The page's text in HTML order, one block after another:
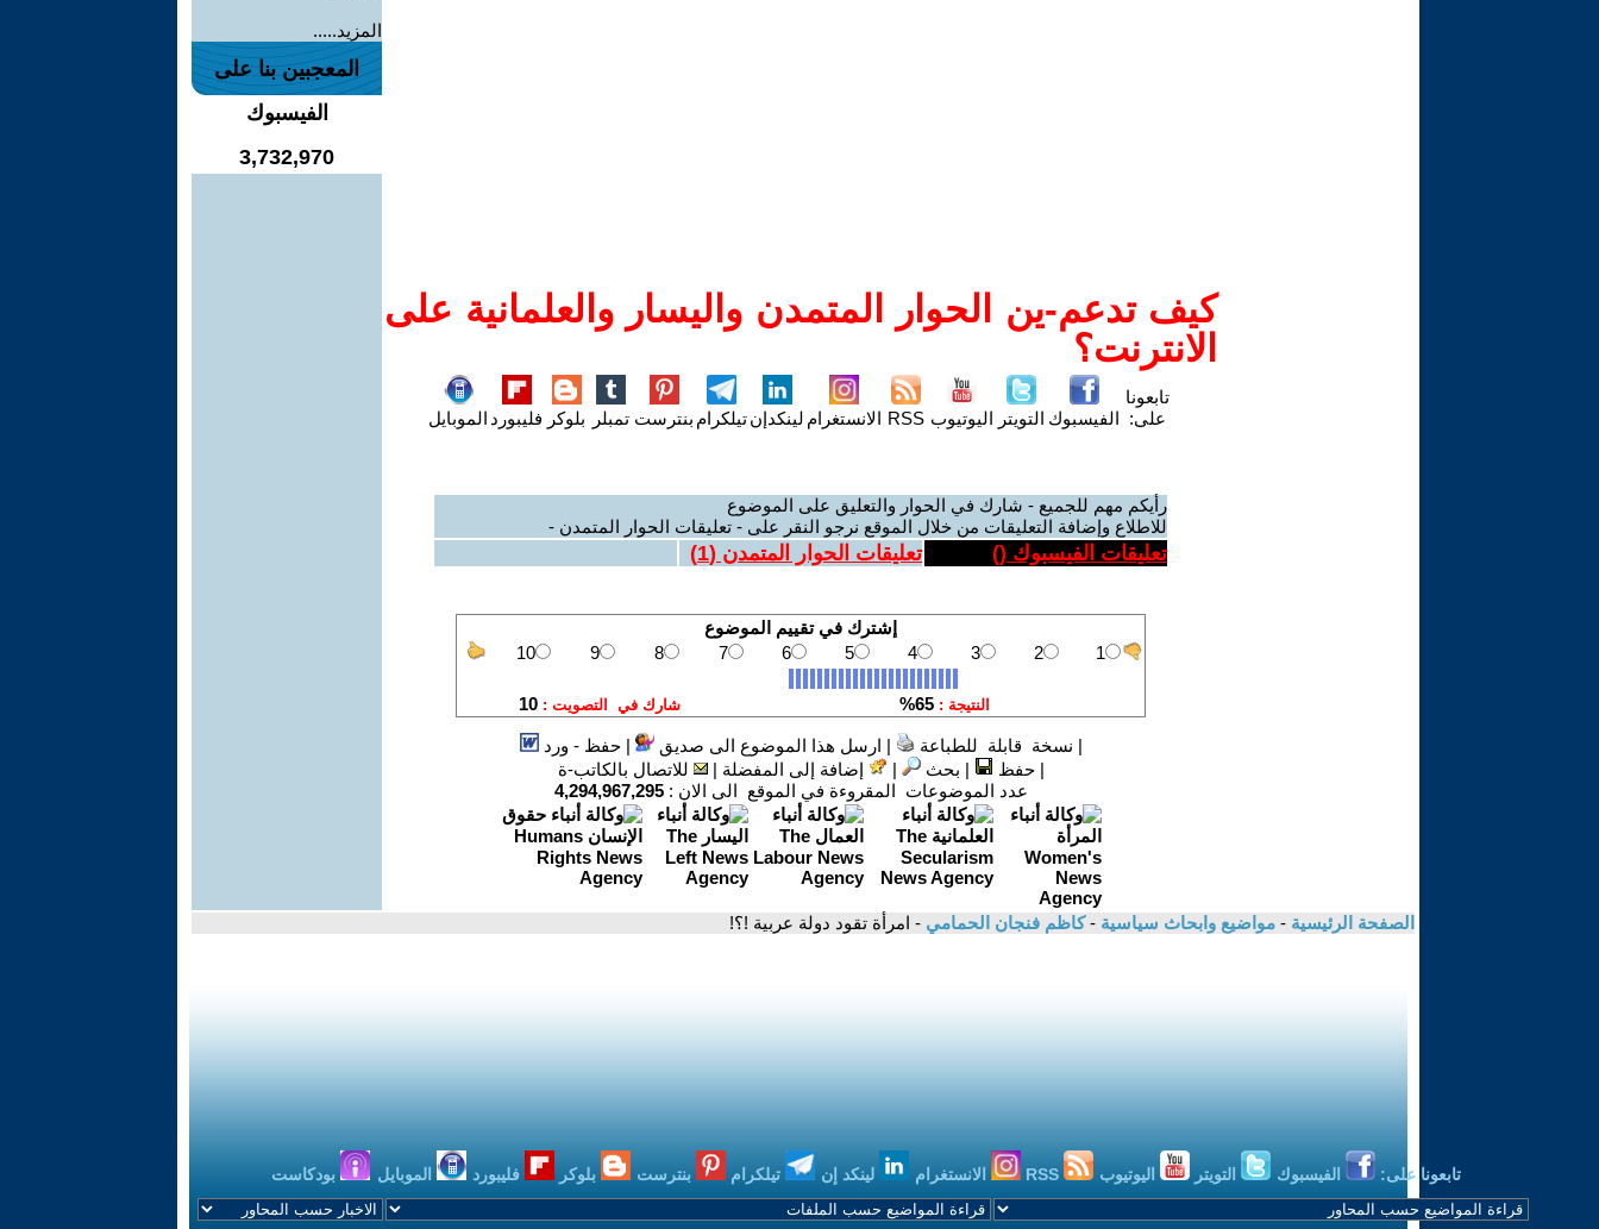
كيف تدعم-ين الحوار المتمدن واليسار والعلمانية على
الانترنت؟
تابعونا
على: الفيسبوك التويتر اليوتيوب RSS الانستغرام لينكدإنتيلكرام بنترست تمبلر بلوكر فليبورد الموبايل
رأيكم مهم للجميع - شارك في الحوار والتعليق على الموضوع
للاطلاع وإضافة التعليقات من خلال الموقع نرجو النقر على - تعليقات الحوار المتمدن -
تعليقات الفيسبوك () تعليقات الحوار المتمدن (1
)
| نسخة قابلة للطباعة | ارسل هذا الموضوع الى صديق |حفظ - ورد
|حفظ | بحث | إضافة إلى المفضلة |
للاتصال بالكاتب-ة
عدد الموضوعات المقروءة في الموقع الى الان : 4,294,967,295
المزيد.....
المعجبين بنا على
الفيسبوك
3,732,970
الصفحة الرئيسية - مواضيع وابحاث سياسية -كاظم فنجان الحمامي - امرأة تقود دولة عربية !؟!
تابعونا على: الفيسبوك التويتر اليوتيوب الانستغرام لينكد إن تيلكرام بنترست بلوكر فليبورد الموبايل بودكاست